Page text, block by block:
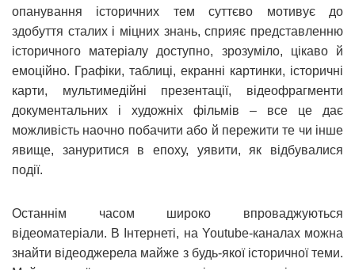
опанування історичних тем суттєво мотивує до
здобуття сталих і міцних знань, сприяє представленню
історичного матеріалу доступно, зрозуміло, цікаво й
емоційно. Графіки, таблиці, екранні картинки, історичні
карти, мультимедійні презентації, відеофрагменти
документальних і художніх фільмів – все це дає
можливість наочно побачити або й пережити те чи інше
явище, зануритися в епоху, уявити, як відбувалися
події.
Останнім часом широко впроваджуються
відеоматеріали. В Інтернеті, на Youtube-каналах можна
знайти відеоджерела майже з будь-якої історичної теми.